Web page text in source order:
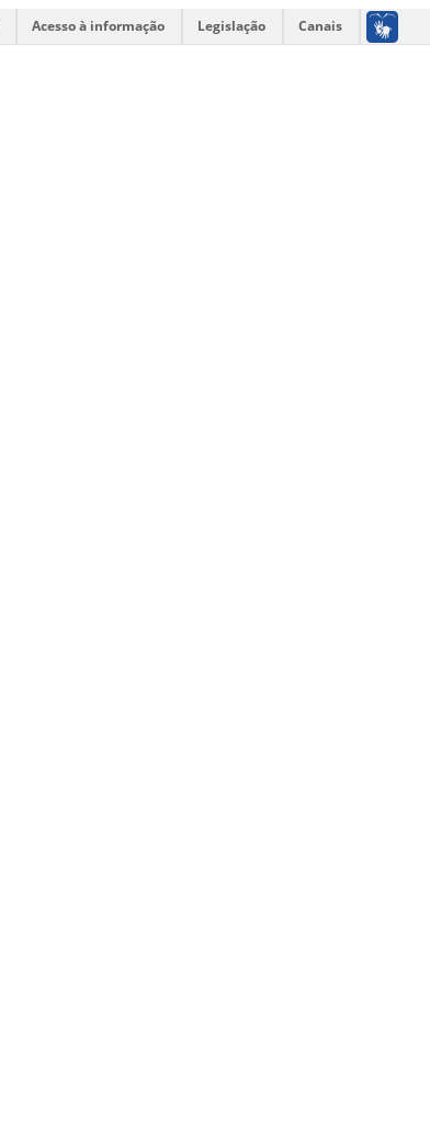
Acesso à informação Legislação
Canais